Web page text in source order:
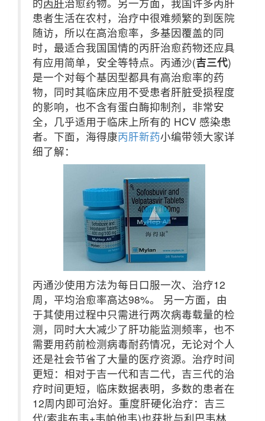
患者生活在农村，治疗中很难频繁的到医院
随访，所以在高治愈率，多基因覆盖的同
时，最适合我国国情的丙肝治愈药物还应具
有应用简单，安全等特点。丙通沙(吉三代)
是一个对每个基因型都具有高治愈率的药
物，同时其临床应用不受患者肝脏受损程度
的影响，也不含有蛋白酶抑制剂，非常安
全，几乎适用于临床上所有的 HCV 感染患
者。下面，海得康丙肝新药小编带领大家详
细了解：
丙通沙使用方法为每日口服一次、治疗12
周，平均治愈率高达98%。 另一方面，由
于其使用过程中只需进行两次病毒载量的检
测，同时大大减少了肝功能监测频率，也不
需要用药前检测病毒耐药情况，无论对个人
还是社会节省了大量的医疗资源。治疗时间
更短：相对于吉一代和吉二代，吉三代的治
疗时间更短，临床数据表明，多数的患者在
12周内即可治好。重度肝硬化治疗：吉三
代(索非布韦+韦帕他韦)也获批与利巴韦林